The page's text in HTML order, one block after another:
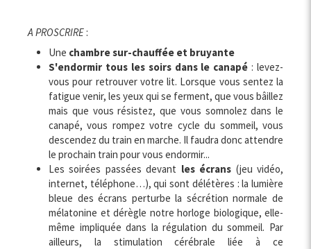
A PROSCRIRE :
Une chambre sur-chauffée et bruyante
S'endormir tous les soirs dans le canapé : levez-
vous pour retrouver votre lit. Lorsque vous sentez la
fatigue venir, les yeux qui se ferment, que vous bâillez
mais que vous résistez, que vous somnolez dans le
canapé, vous rompez votre cycle du sommeil, vous
descendez du train en marche. Il faudra donc attendre
le prochain train pour vous endormir...
Les soirées passées devant les écrans (jeu vidéo,
internet, téléphone…), qui sont délétères : la lumière
bleue des écrans perturbe la sécrétion normale de
mélatonine et dérègle notre horloge biologique, elle-
même impliquée dans la régulation du sommeil. Par
ailleurs, la stimulation cérébrale liée à ce